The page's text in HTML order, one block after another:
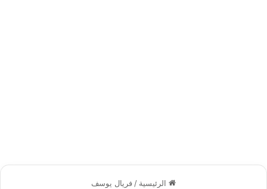
الرئيسية /فريال يوسف